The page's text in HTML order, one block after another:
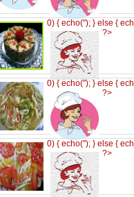
0) { echo(''); } else {
?>
0) { echo(''); } else {
?>
0) { echo(''); } else {
?>